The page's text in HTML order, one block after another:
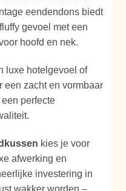
eendendons biedt
gevoel met een
hoofd en nek.
luxe hotelgevoel of
een zacht en vormbaar
perfecte
kies je voor
afwerking en
investering in
wakker worden –